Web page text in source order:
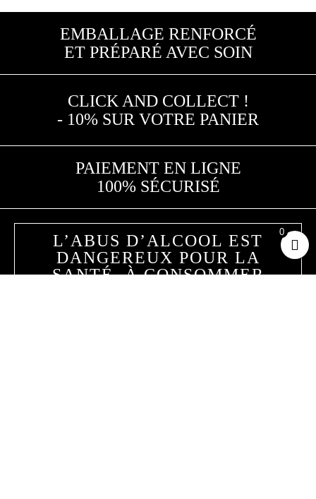
EMBALLAGE RENFORCÉ
ET PRÉPARÉ AVEC SOIN
CLICK AND COLLECT !
- 10% SUR VOTRE PANIER
PAIEMENT EN LIGNE
100% SÉCURISÉ
L’ABUS D’ALCOOL EST
DANGEREUX POUR LA
SANTÉ. À CONSOMMER
0